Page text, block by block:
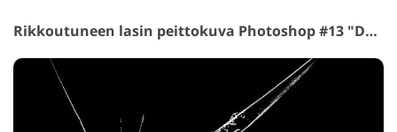
Rikkoutuneen lasin peittokuva Photoshop #13 "Downfall"